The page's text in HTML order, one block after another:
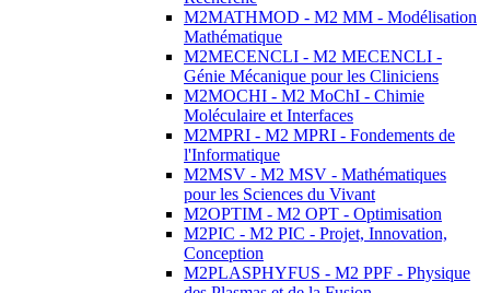
M2MATHMOD - M2 MM - Modélisation
Mathématique
M2MECENCLI - M2 MECENCLI -
Génie Mécanique pour les Cliniciens
M2MOCHI - M2 MoChI - Chimie
Moléculaire et Interfaces
M2MPRI - M2 MPRI - Fondements de
l'Informatique
M2MSV - M2 MSV - Mathématiques
pour les Sciences du Vivant
M2OPTIM - M2 OPT - Optimisation
M2PIC - M2 PIC - Projet, Innovation,
Conception
M2PLASPHYFUS - M2 PPF - Physique